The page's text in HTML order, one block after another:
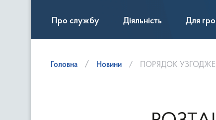
Про службу Діяльність Для
Головна Новини ПОРЯДОК